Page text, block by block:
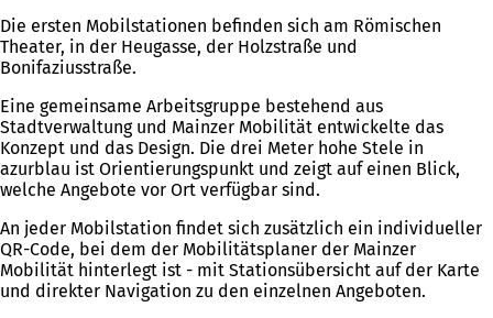
Die ersten Mobilstationen befinden sich am Römischen
Theater, in der Heugasse, der Holzstraße und
Bonifaziusstraße.
Eine gemeinsame Arbeitsgruppe bestehend aus
Stadtverwaltung und Mainzer Mobilität entwickelte das
Konzept und das Design. Die drei Meter hohe Stele in
azurblau ist Orientierungspunkt und zeigt auf einen Blick,
welche Angebote vor Ort verfügbar sind.
An jeder Mobilstation findet sich zusätzlich ein individueller
QR-Code, bei dem der Mobilitätsplaner der Mainzer
Mobilität hinterlegt ist - mit Stationsübersicht auf der Karte
und direkter Navigation zu den einzelnen Angeboten.